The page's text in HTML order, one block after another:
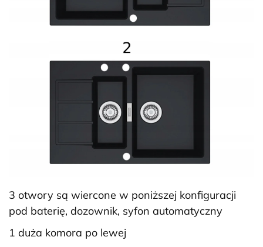
3 otwory są wiercone w poniższej konfiguracji
pod baterię, dozownik, syfon automatyczny
1 duża komora po lewej